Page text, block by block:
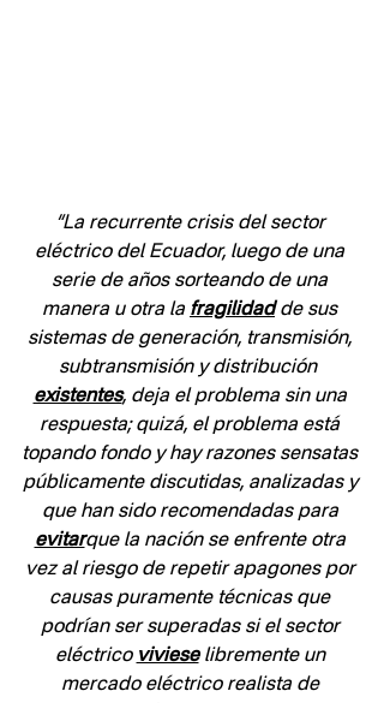
“La recurrente crisis del sector
eléctrico del Ecuador, luego de una
serie de años sorteando de una
manera u otra la fragilidad de sus
sistemas de generación, transmisión,
subtransmisión y distribución
existentes, deja el problema sin una
respuesta; quizá, el problema está
topando fondo y hay razones sensatas
públicamente discutidas, analizadas y
que han sido recomendadas para
evitarque la nación se enfrente otra
vez al riesgo de repetir apagones por
causas puramente técnicas que
podrían ser superadas si el sector
eléctrico viviese libremente un
mercado eléctrico realista de